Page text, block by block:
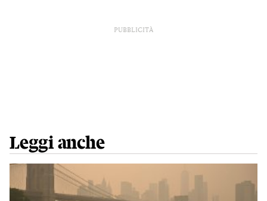
PUBBLICITÀ
Leggi anche